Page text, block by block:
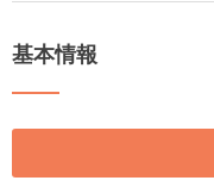
基本情報